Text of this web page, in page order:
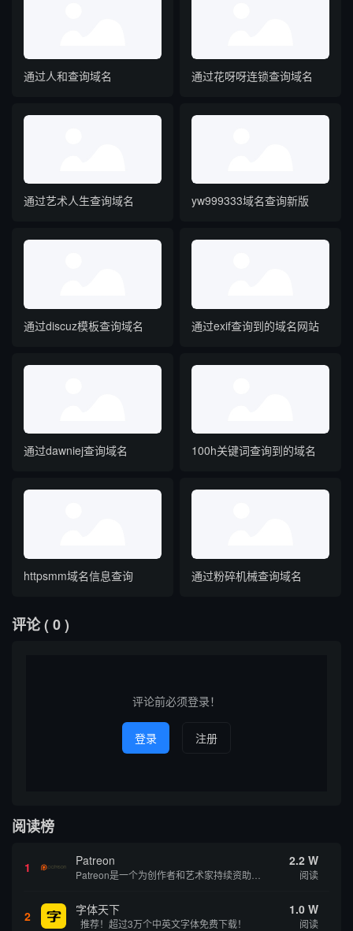
通过人和查询域名 通过花呀呀连锁查询域名
通过艺术人生查询域名 yw999333域名查询新版
通过discuz模板查询域名 通过exif查询到的域名网站
通过dawniej查询域名 100h关键词查询到的域名
httpsmm域名信息查询 通过粉碎机械查询域名
评论( 0 )
评论前必须登录！
登录 注册
阅读榜
1 Patreon 2.2 W
阅读
2 字体天下
推荐！超过3万个中英文字体免费下载！
1.0 W
阅读